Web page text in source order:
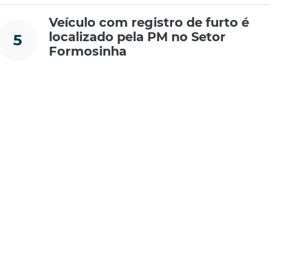
5
Veículo com registro de furto é
localizado pela PM no Setor
Formosinha